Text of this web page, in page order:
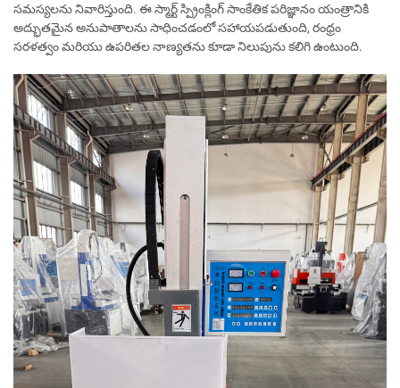
సమస్యలను నివారిస్తుంది. ఈ స్మార్ట్ స్ప్రింక్లింగ్ సాంకేతిక పరిజ్ఞానం యంత్రానికి
అద్భుతమైన అనుపాతాలను సాధించడంలో సహాయపడుతుంది, రంధ్రం
సరళత్వం మరియు ఉపరితల నాణ్యతను కూడా నిలుపును కలిగి ఉంటుంది.